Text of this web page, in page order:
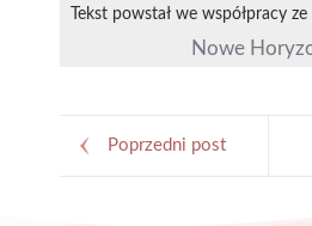
Tekst powstał we współpracy ze
Nowe
Poprzedni post